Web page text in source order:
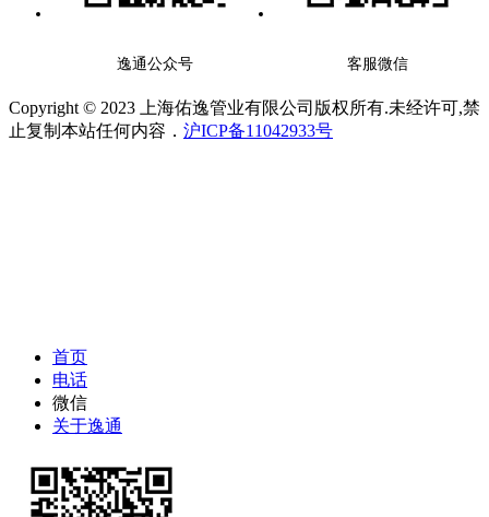
逸通公众号 客服微信
Copyright © 2023 上海佑逸管业有限公司版权所有.未经许可,禁
止复制本站任何内容． 沪ICP备11042933号
首页
电话
微信
关于逸通